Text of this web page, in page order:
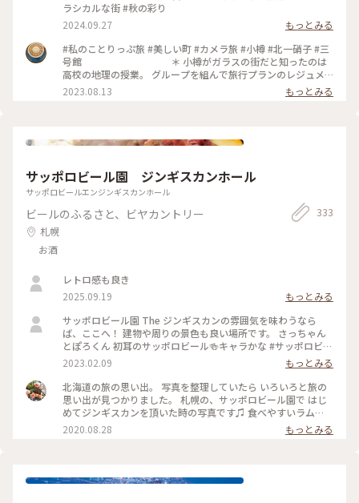
してセルフサービスで席を探します. 入った瞬間からほとんど
真っ暗で見えなかったのですが、だんだんと目が慣れてきて
周りの幻想的な景色にうっとりでした✨ 私はミルクティソフト
主人はコーヒーフロートに. . 石造り倉庫を活用した167個の石
油ランプの明かりが照らす幻想的な空間. 奥の席に着くと石油
ランプの匂いがほんのり暖かく漂っていました. 周りの席は満
席に近かったですが、暗いので 全然気になりません. いつまで
も眺めていたい風景でした. . 5枚目の写真は北一硝子1番奥の喫
ホール #幻想的な空間 #浮き球 #ミルクティーソフト #ランプ #
ラシカルな街 #秋の彩り
2024.09.27
もっとみる
#私のことりっぷ旅 #美しい町 #カメラ旅 #小樽 #北一硝子 #三
号館 ＊ 小樽がガラスの街だと知ったのは
高校の地理の授業。 グループを組んで旅行プランのレジュメ
を 提出しなさいと課題が出たんです🧐why❓ 友達と旅行先に選
んだのが北海道で 2月だったので札幌雪祭りをメインに日程を
ジュールを組んだ記憶😂 その時も『小樽でガラス細工のお土
身を置くだけで ワクワクが止まらない✨ 元はニシン漁の倉庫
の建物、漁に使うブイ（浮き玉）造りからガラス製品が盛んに
なった事。 歴史あってこそ 今の賑わいがここにあるんですね
😌 ＊ お目当ての林檎🍎は迷う事なく 2色
2023.08.13 もっとみる
サッポロビール園 ジンギスカンホール
サッポロビールエンジンギスカンホール
ビールのふるさと、ビヤカントリー
札幌
お酒
333
レトロ感も良き
2025.09.19
もっとみる
サッポロビール園 The ジンギスカンの雰囲気を味わうなら
ば、ここへ！ 建物や周りの景色も良い場所です。 さっちゃん
とぽろくん 初耳のサッポロビール🍻キャラかな #サッポロビー
ル園 #ジンギスカン #札幌
2023.02.09
もっとみる
北海道の旅の思い出。 写真を整理していたら いろいろと旅の
思い出が見つかりました。 札幌の、サッポロビール園で はじ
めてジンギスカンを頂いた時の写真です♫ 食べやすいラム
肉、 そしてビールも美味しかったです♡ またいつの日か食べ
に行きたいなぁ(*´-`)✨ #北海道 #札幌 #サッポロビール園 #ジ
2020.08.28 もっとみる